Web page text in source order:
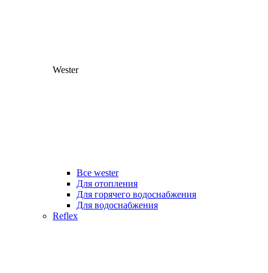
Wester
Все wester
Для отопления
Для горячего водоснабжения
Для водоснабжения
Reflex